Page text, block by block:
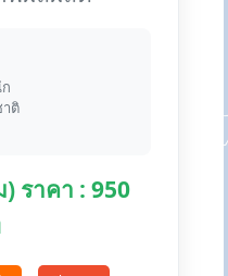
าติ
ราคา : 950